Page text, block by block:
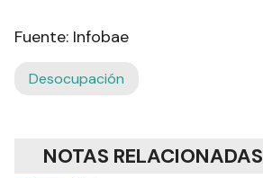
Fuente: Infobae
Desocupación
NOTAS RELACIONADAS